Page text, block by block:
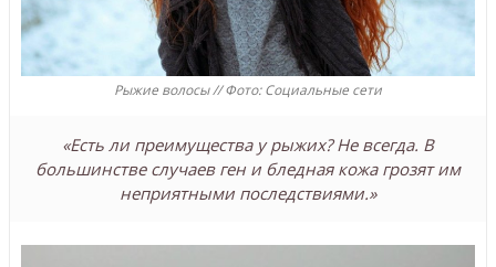
Рыжие волосы // Фото: Социальные сети
«Есть ли преимущества у рыжих? Не всегда. В
большинстве случаев ген и бледная кожа грозят им
неприятными последствиями.»